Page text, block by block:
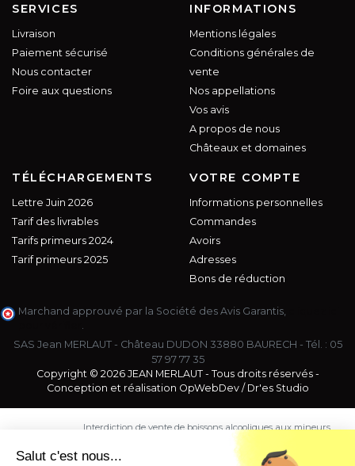
SERVICES
Livraison
Paiement sécurisé
Nous contacter
Foire aux questions
INFORMATIONS
Mentions légales
Conditions générales de
vente
Nos appellations
Vos avis
A propos de nous
Châteaux et domaines
TÉLÉCHARGEMENTS
Lettre Juin 2026
Tarif des livrables
Tarifs primeurs 2024
Tarif primeurs 2025
VOTRE COMPTE
Informations personnelles
Commandes
Avoirs
Adresses
Bons de réduction
Marchand approuvé par la Société des Avis Garantis,
SAS Jean MERLAUT - Château DUDON 33880 BAURECH - Tél. : 05
57 97 77 35
Copyright © 2026 JEAN MERLAUT - Tous droits réservés -
Conception et réalisation OpWebDev/ Dr'es Studio
Interdiction de vente de boissons alcooliques aux mineurs
de moins de 18 ans. La preuve de majorité de l'acheteur
est exigée au moment de la vente en ligne.
Salut c'est nous...